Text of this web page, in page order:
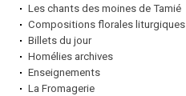
Les chants des moines de Tamié
Compositions florales liturgiques
Billets du jour
Homélies archives
Enseignements
La Fromagerie